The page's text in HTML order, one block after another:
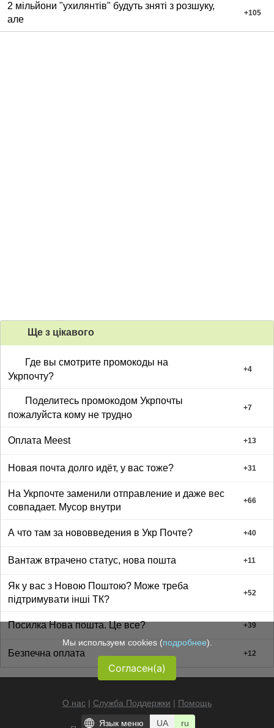
2 мільйони "ухилянтів" будуть зняті з розшуку,
але
+105
Ще з цiкавого
Где вы смотрите промокоды на
Укрпочту?
+4
Поделитесь промокодом Укрпочты
пожалуйста кому не трудно
+7
Оплата Meest +13
Новая почта долго идёт, у вас тоже? +31
На Укрпочте заменили отправление и даже вес
совпадает. Мусор внутри
+66
А что там за нововведения в Укр Почте? +40
Вантаж втрачено статус, нова пошта +11
Як у вас з Новою Поштою? Може треба
підтримувати інші ТК?
+52
Посилка Нова пошта. Це все? +39
Безпечна оплата +12
О нас | Служба Поддержки | Помощь
Мы используем cookies (подробнее).
Согласен(а)
Язык меню UA ru